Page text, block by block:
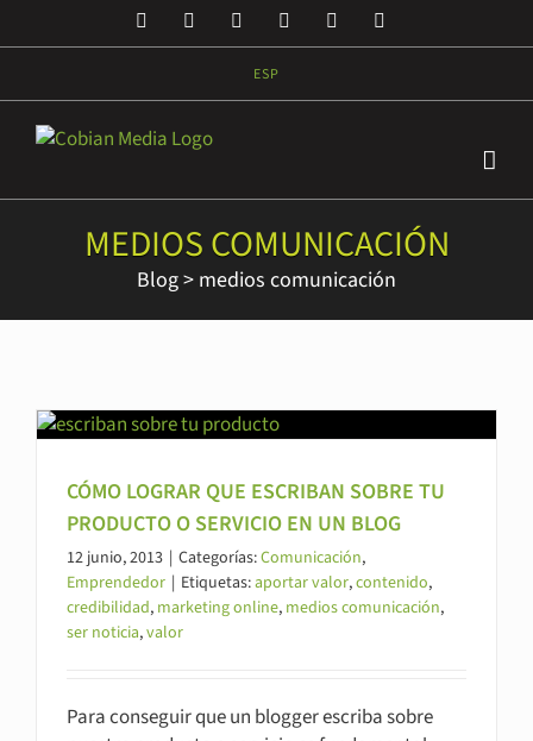
al
FacebookTwitter LinkedInYouTube
ESP
MEDIOS COMUNICACIÓN
Blog> medios comunicación
CÓMO LOGRAR QUE ESCRIBAN SOBRE TU
PRODUCTO O SERVICIO EN UN BLOG
12 junio, 2013 | Categorías:Comunicación,
Emprendedor | Etiquetas:aportar valor,contenido,
credibilidad, marketing online, medios comunicación,
ser noticia,valor
Para conseguir que un blogger escriba sobre